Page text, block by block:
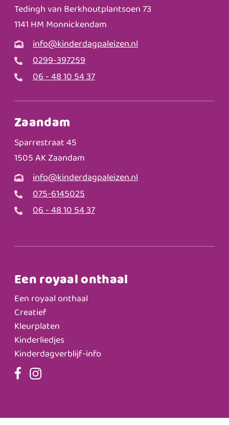
Tedingh van Berkhoutplantsoen 73
1141 HM Monnickendam
info@kinderdagpaleizen.nl
0299-397259
06 - 48 10 54 37
Zaandam
Sparrestraat 45
1505 AK Zaandam
info@kinderdagpaleizen.nl
075-6145025
06 - 48 10 54 37
Een royaal onthaal
Een royaal onthaal
Creatief
Kleurplaten
Kinderliedjes
Kinderdagverblijf-info